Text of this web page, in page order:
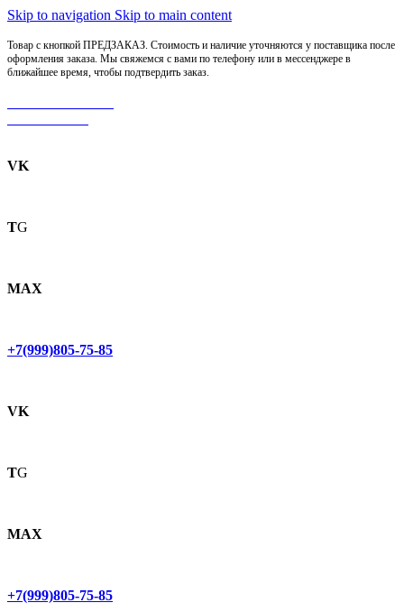
Skip to navigation Skip to main content
Товар с кнопкой ПРЕДЗАКАЗ. Стоимость и наличие уточняются у поставщика после
оформления заказа. Мы свяжемся с вами по телефону или в мессенджере в
ближайшее время, чтобы подтвердить заказ.
VK
TG
MAX
+7(999)805-75-85
VK
TG
MAX
+7(999)805-75-85